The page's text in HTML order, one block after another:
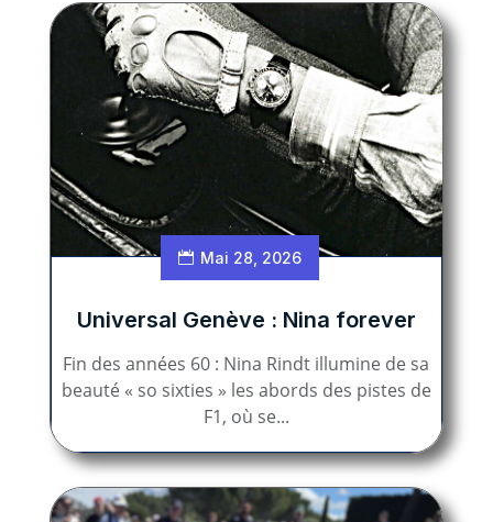
Mai 28, 2026
Universal Genève : Nina forever
Fin des années 60 : Nina Rindt illumine de sa
beauté « so sixties » les abords des pistes de
F1, où se...